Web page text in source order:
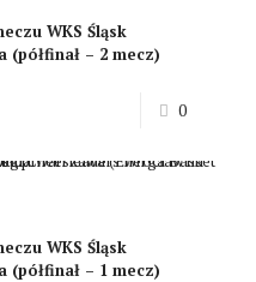
WKS Śląsk
(półfinał – 2 mecz)
0
WKS Śląsk
(półfinał – 1 mecz)